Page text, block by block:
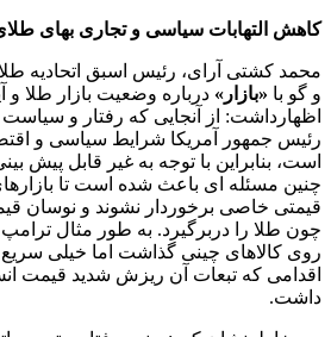
کاهش التهابات سیاسی و تجاری بهای
محمد کشتی آرای، رئیس اسبق اتحادیه
و گو با «بازار» درباره وضعیت بازار طلا و
اظهارداشت: از آنجایی که رفتار و
رئیس جمهور آمریکا شرایط سیاسی و
است، بنابراین با توجه به غیر قابل پیش
چنین مسئله ای باعث شده است تا
قیمتی خاصی برخوردار نشوند و نوسان
روی کالاهای چینی گذاشت اما خیلی سریع
اقدامی که تبعات آن ریزش شدید قیمت
داشت.